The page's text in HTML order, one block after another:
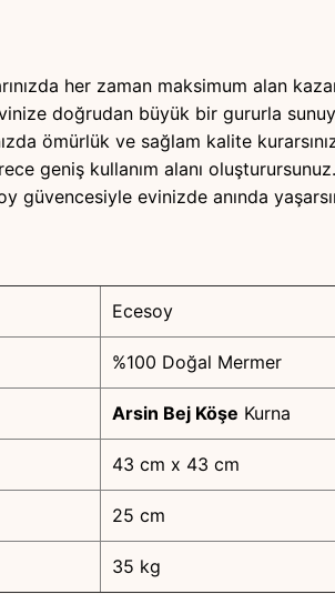
her zaman maksimum alan
doğrudan büyük bir gururla
ömürlük ve sağlam kalite
geniş kullanım alanı oluşturursunuz.
güvencesiyle evinizde anında
Ecesoy
%100 Doğal Mermer
Arsin Bej Köşe Kurna
43 cm x 43 cm
25 cm
35 kg